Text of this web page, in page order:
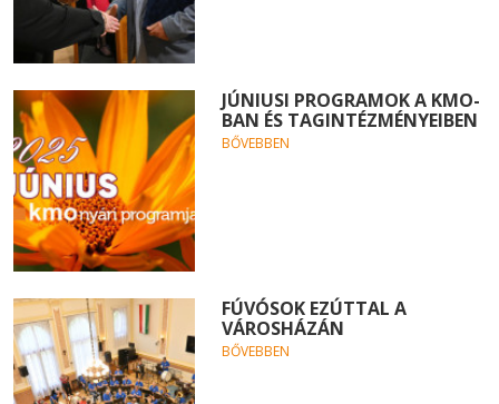
JÚNIUSI PROGRAMOK A KMO-
BAN ÉS TAGINTÉZMÉNYEIBEN
BŐVEBBEN
FÚVÓSOK EZÚTTAL A
VÁROSHÁZÁN
BŐVEBBEN